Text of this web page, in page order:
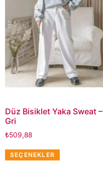
Düz Bisiklet Yaka Sweat –
Gri
₺509,88
SEÇENEKLER